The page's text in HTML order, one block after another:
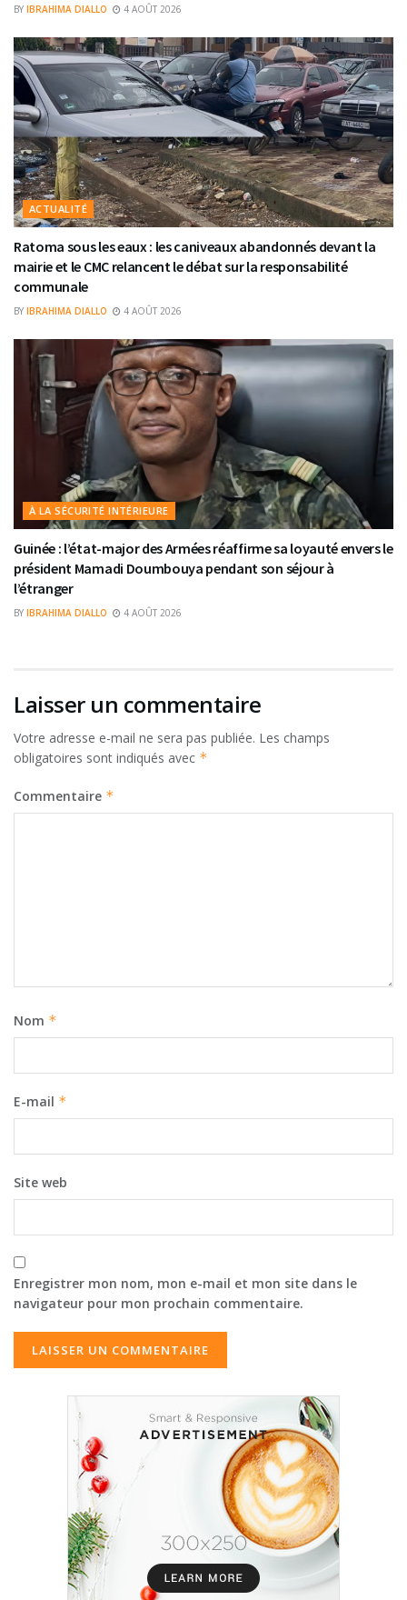
BY IBRAHIMA DIALLO 4 AOÛT 2026
ACTUALITÉ
Ratoma sous les eaux : les caniveaux abandonnés devant la
mairie et le CMC relancent le débat sur la responsabilité
communale
BY IBRAHIMA DIALLO 4 AOÛT 2026
À LA SÉCURITÉ INTÉRIEURE
Guinée : l’état-major des Armées réaffirme sa loyauté envers le
président Mamadi Doumbouya pendant son séjour à
l’étranger
BY IBRAHIMA DIALLO 4 AOÛT 2026
Laisser un commentaire
Votre adresse e-mail ne sera pas publiée. Les champs
obligatoires sont indiqués avec *
Commentaire *
Nom *
E-mail *
Site web
Enregistrer mon nom, mon e-mail et mon site dans le
navigateur pour mon prochain commentaire.